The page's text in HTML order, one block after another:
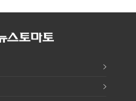
터디 사업
글로벌 확장 가속